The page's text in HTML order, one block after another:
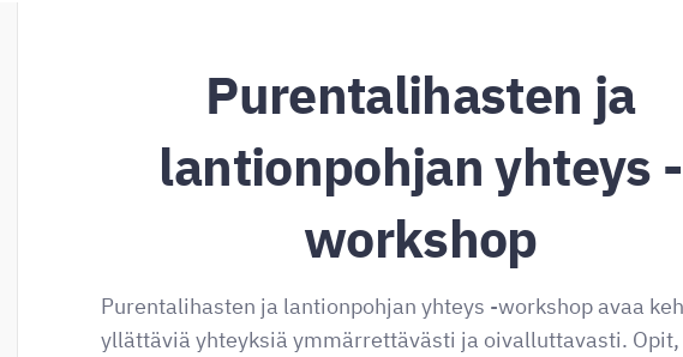
Purentalihasten ja
lantionpohjan yhteys -
workshop
Purentalihasten ja lantionpohjan yhteys -workshop avaa
yllättäviä yhteyksiä ymmärrettävästi ja oivalluttavasti.